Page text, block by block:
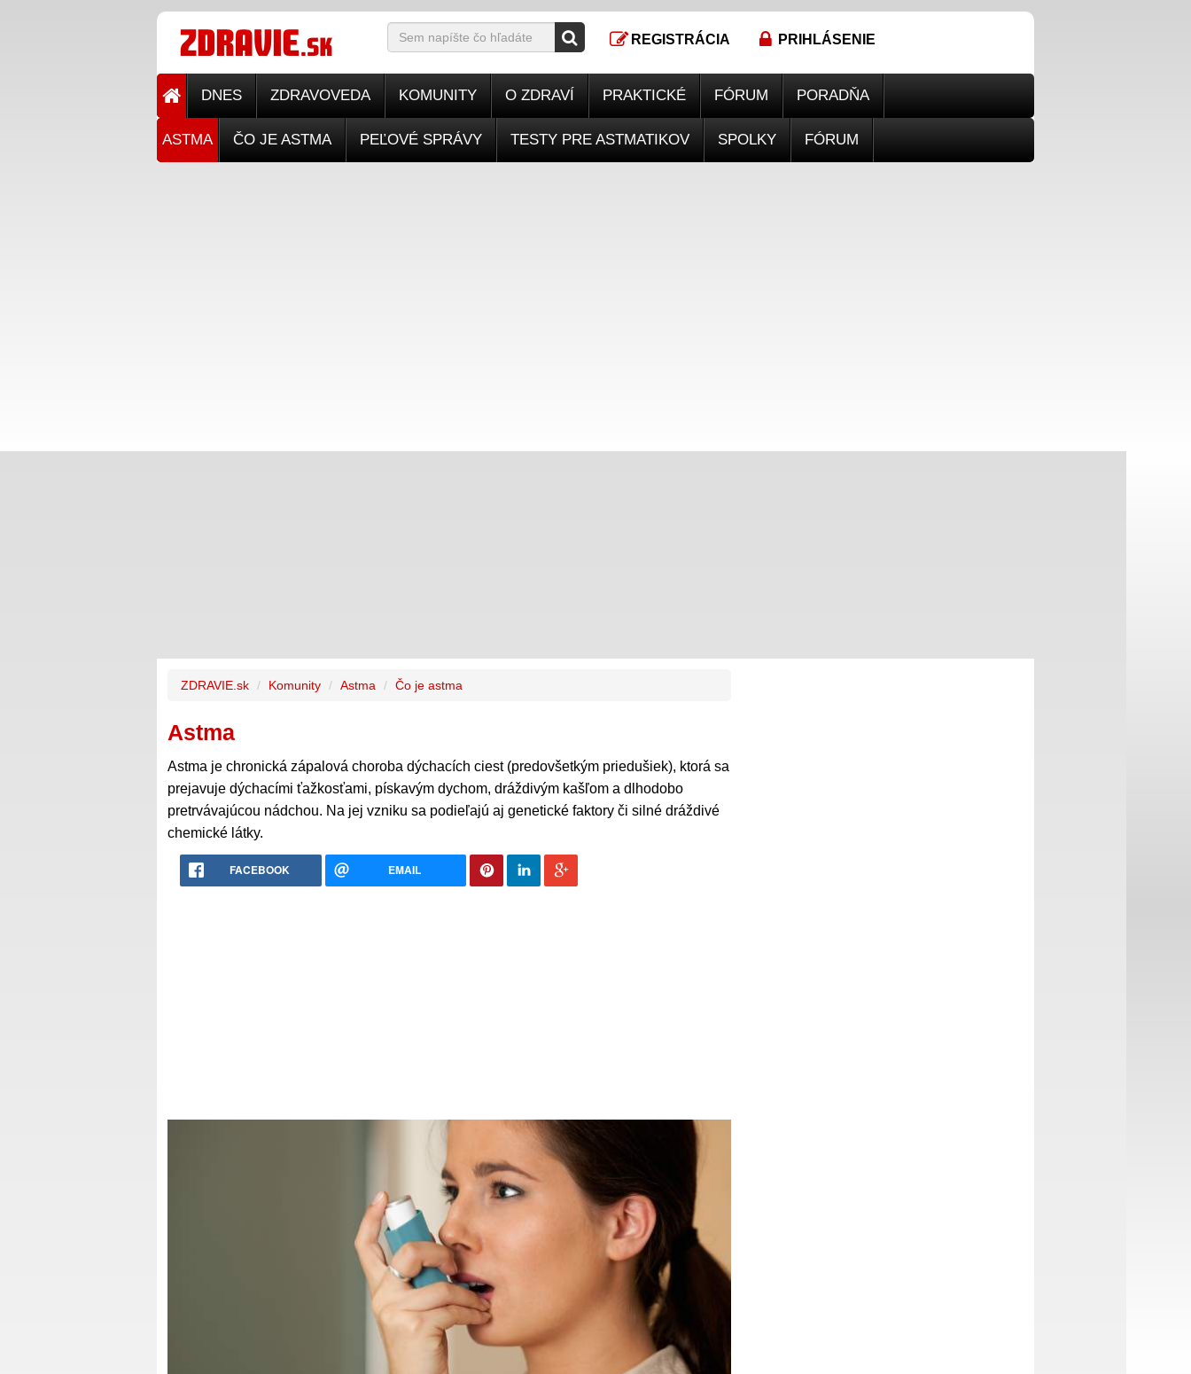
REGISTRÁCIA PRIHLÁSENIE
DNES ZDRAVOVEDA KOMUNITY O ZDRAVÍ PRAKTICKÉ FÓRUM PORADŇA
ASTMA ČO JE ASTMA PEĽOVÉ SPRÁVY TESTY PRE ASTMATIKOV SPOLKY FÓRUM
ZDRAVIE.sk Komunity Astma Čo je astma
Astma
Astma je chronická zápalová choroba dýchacích ciest (predovšetkým priedušiek), ktorá sa
prejavuje dýchacími ťažkosťami, pískavým dychom, dráždivým kašľom a dlhodobo
pretrvávajúcou nádchou. Na jej vzniku sa podieľajú aj genetické faktory či silné dráždivé
chemické látky.
FACEBOOK EMAIL